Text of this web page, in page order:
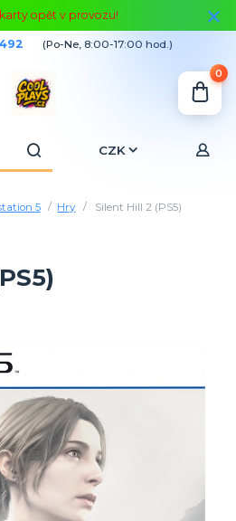
opět v provozu!
CZK
(Po-Ne, 8:00-17:00 hod.)
0
5 Hry Silent Hill 2 (PS5)